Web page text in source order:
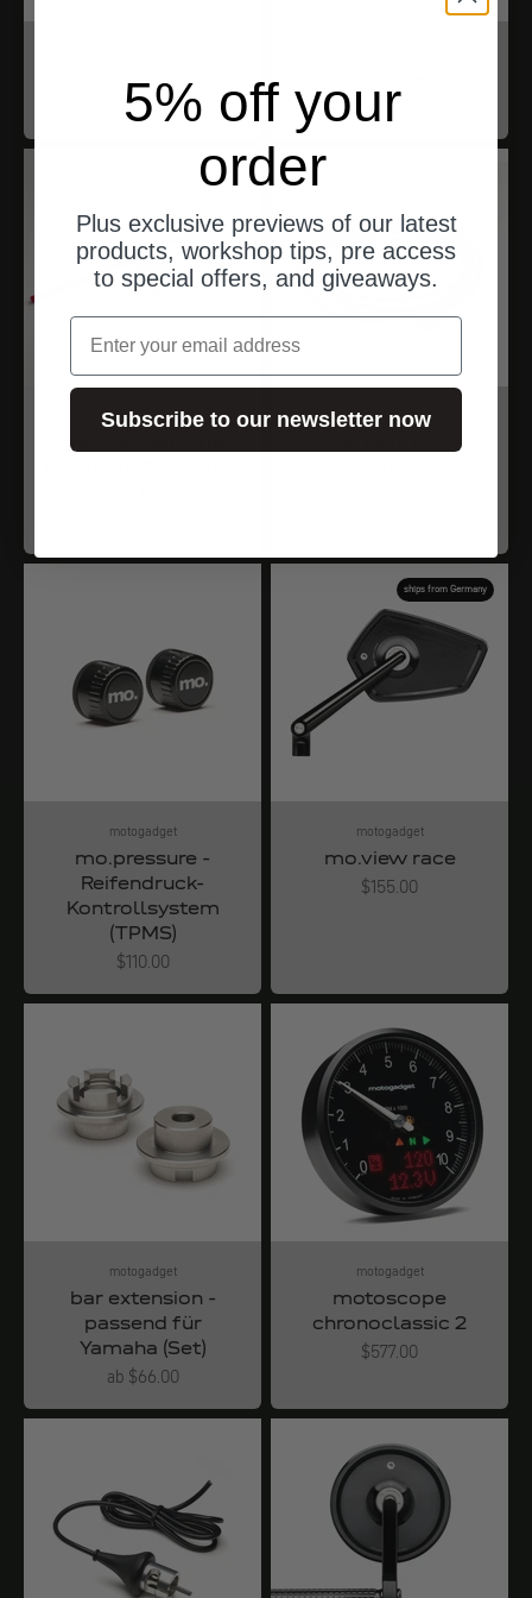
mo.view sport
Angebot
$144.00
Angebot
$444.00
motogadget
mo.unit Batterie
motogadget
motogadget
mo.pressure -
Reifendruck-
Kontrollsystem
(TPMS)
Angebot
$110.00
ships from Germany
motogadget
mo.view race
Angebot
$155.00
motogadget
bar extension -
passend für
Yamaha (Set)
Angebot
ab $66.00
motogadget
motoscope
chronoclassic 2
Angebot
$577.00
5% off your
order
Plus exclusive previews of our latest
products, workshop tips, pre access
to special offers, and giveaways.
Email
Subscribe to our newsletter now